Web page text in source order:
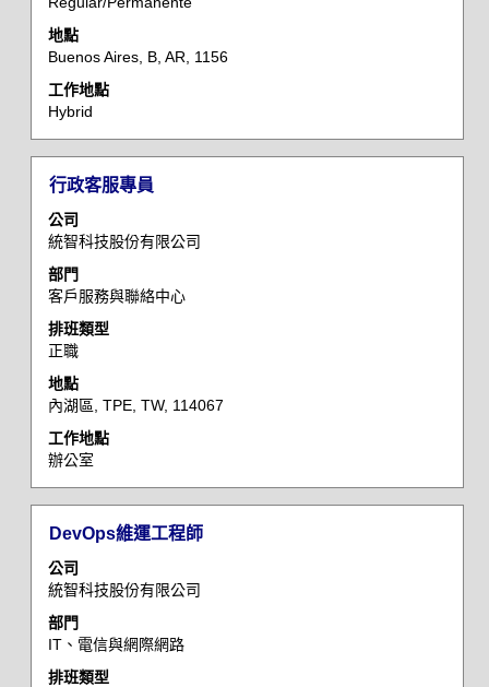
單，
選
地點
Buenos Aires, B, AR, 1156
工作地點
Hybrid
視
工
作
訊
的
整
內
容。
標
題
行政客服專員
公司
統智科技股份有限公司
部門
客戶服務與聯絡中心
排班類型
正職
地點
內湖區, TPE, TW, 114067
工作地點
辦公室
選
取
空
列
以
檢
視
工
作
訊
的
內
容。
標
題
DevOps維運工程師
公司
統智科技股份有限公司
部門
IT、電信與網際網路
排班類型
選
取
空
列
以
檢